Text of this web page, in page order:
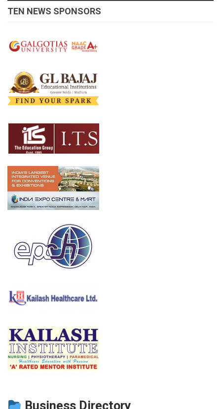
TEN NEWS SPONSORS
Business Directory